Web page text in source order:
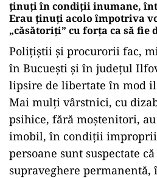
ținuți în condiții inumane,
Erau ținuți acolo împotriva
„căsătoriți” cu forța ca să fie
Poliţiştii şi procurorii fac,
în Bucueşti şi în judeţul
lipsire de libertate în mod
Mai mulţi vârstnici, cu
psihice, fără moştenitori,
imobil, în condiţii
persoane sunt suspectate
supraveghere permanentă,